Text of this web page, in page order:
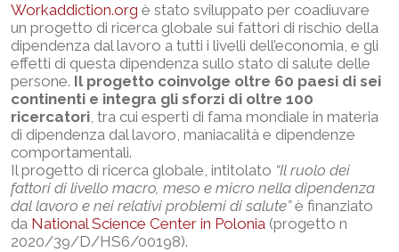
Workaddiction.org è stato sviluppato per coadiuvare
un progetto di ricerca globale sui fattori di rischio della
dipendenza dal lavoro a tutti i livelli dell’economia, e gli
effetti di questa dipendenza sullo stato di salute delle
persone. Il progetto coinvolge oltre 60 paesi di sei
continenti e integra gli sforzi di oltre 100
ricercatori, tra cui esperti di fama mondiale in materia
di dipendenza dal lavoro, maniacalità e dipendenze
comportamentali.
Il progetto di ricerca globale, intitolato “Il ruolo dei
fattori di livello macro, meso e micro nella dipendenza
dal lavoro e nei relativi problemi di salute”è finanziato
da National Science Center in Polonia (progetto n
2020/39/D/HS6/00198).